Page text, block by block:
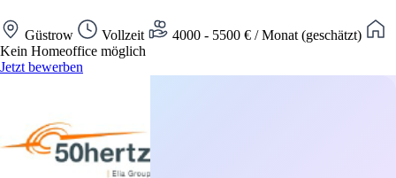
Güstrow Vollzeit
4000 - 5500 € / Monat (geschätzt)
Kein Homeoffice möglich
Jetzt bewerben